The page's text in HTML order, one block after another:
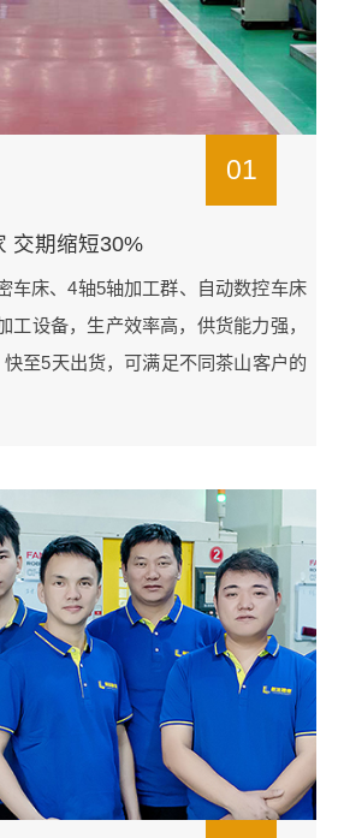
01
交期缩短30%
车床、4轴5轴加工群、自动数控车床
工设备，生产效率高，供货能力强，
至5天出货，可满足不同茶山客户的